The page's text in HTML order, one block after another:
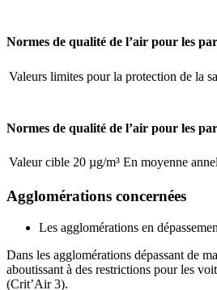
Normes de qualité de l’air pour les
Valeurs limites pour la protection de la
Normes de qualité de l’air pour les
Valeur cible 20 µg/m³ En moyenne
Agglomérations concernées
Les agglomérations en
Dans les agglomérations dépassant de
aboutissant à des restrictions pour les
(Crit’Air 3).